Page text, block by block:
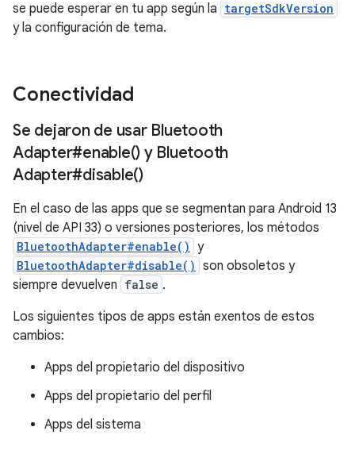
se puede esperar en tu app según la targetSdkVersion
y la configuración de tema.
Conectividad
Se dejaron de usar Bluetooth
Adapter#enable() y Bluetooth
Adapter#disable()
En el caso de las apps que se segmentan para Android 13
(nivel de API 33) o versiones posteriores, los métodos
BluetoothAdapter#enable() y
BluetoothAdapter#disable() son obsoletos y
siempre devuelven false .
Los siguientes tipos de apps están exentos de estos
cambios:
Apps del propietario del dispositivo
Apps del propietario del perfil
Apps del sistema